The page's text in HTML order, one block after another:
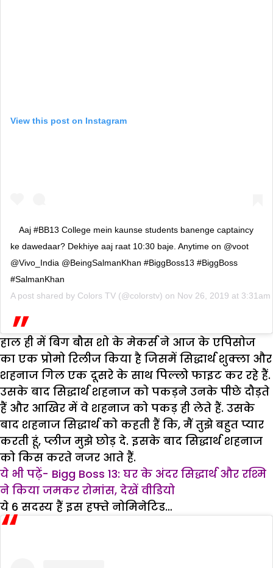
View this post on Instagram
Aaj #BB13 College mein kaunse students banenge captaincy
ke dawedaar? Dekhiye aaj raat 10:30 baje. Anytime on @voot
@Vivo_India @BeingSalmanKhan #BiggBoss13 #BiggBoss
#SalmanKhan
A post shared by Colors TV (@colorstv) on Nov 26, 2019 at 3:31am
हाल ही में बिग बौस शो के मेकर्स ने आज के एपिसोज
का एक प्रोमो रिलीज किया है जिसमें सिद्धार्थ शुक्ला और
शहनाज गिल एक दूसरे के साथ पिल्लो फाइट कर रहे हैं.
उसके बाद सिद्धार्थ शहनाज को पकड़ने उनके पीछे दौड़ते
हैं और आखिर में वे शहनाज को पकड़ ही लेते हैं. उसके
बाद शहनाज सिद्धार्थ को कहती हैं कि, मैं तुझे बहुत प्यार
करती हूं, प्लीज मुझे छोड़ दे. इसके बाद सिद्धार्थ शहनाज
को किस करते नजर आते हैं.
ये भी पढ़ें- Bigg Boss 13: घर के अंदर सिद्धार्थ और रश्मि
ने किया जमकर रोमांस, देखें वीडियो
ये 6 सदस्य हैं इस हफ्ते नोमिनेटिड…